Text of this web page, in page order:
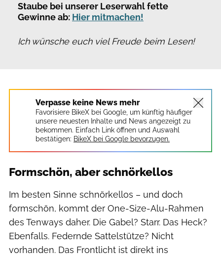
Staube bei unserer Leserwahl fette
Gewinne ab: Hier mitmachen!
Ich wünsche euch viel Freude beim Lesen!
Verpasse keine News mehr
Favorisiere BikeX bei Google, um künftig häufiger
unsere neuesten Inhalte und News angezeigt zu
bekommen. Einfach Link öffnen und Auswahl
bestätigen: BikeX bei Google bevorzugen.
Formschön, aber schnörkellos
Im besten Sinne schnörkellos – und doch
formschön, kommt der One-Size-Alu-Rahmen
des Tenways daher. Die Gabel? Starr. Das Heck?
Ebenfalls. Federnde Sattelstütze? Nicht
vorhanden. Das Frontlicht ist direkt ins